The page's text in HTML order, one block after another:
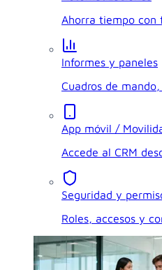
Ahorra tiempo con
Informes y paneles
Cuadros de
App móvil /
Accede al CRM
Seguridad y
Roles, accesos y